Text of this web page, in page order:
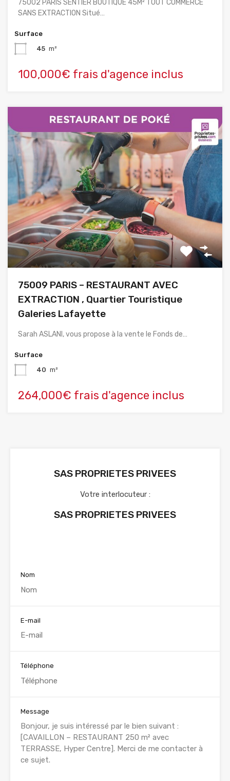
75002 PARIS SENTIER BOUTIQUE 45M² TOUT COMMERCE
SANS EXTRACTION Situé…
Surface
45 m²
100,000€ frais d'agence inclus
75009 PARIS – RESTAURANT AVEC
EXTRACTION , Quartier Touristique
Galeries Lafayette
Sarah ASLANI, vous propose à la vente le Fonds de…
Surface
40 m²
264,000€ frais d'agence inclus
SAS PROPRIETES PRIVEES
Votre interlocuteur :
SAS PROPRIETES PRIVEES
Nom
E-mail
Téléphone
Message